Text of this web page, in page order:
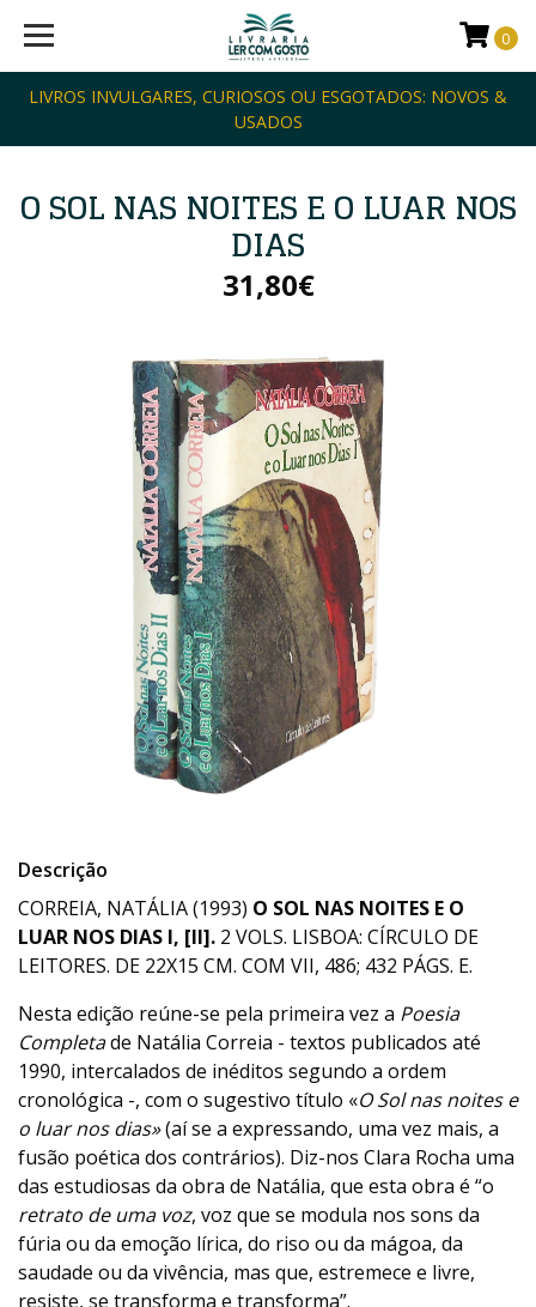
LIVROS INVULGARES, CURIOSOS OU ESGOTADOS: NOVOS &
USADOS
0
O SOL NAS NOITES E O LUAR NOS
DIAS
31,80€
Descrição
CORREIA, NATÁLIA (1993) O SOL NAS NOITES E O
LUAR NOS DIAS I, [II]. 2 VOLS. LISBOA: CÍRCULO DE
LEITORES. DE 22X15 CM. COM VII, 486; 432 PÁGS. E.
Nesta edição reúne-se pela primeira vez a Poesia
Completade Natália Correia - textos publicados até
1990, intercalados de inéditos segundo a ordem
cronológica -, com o sugestivo título «O Sol nas noites e
o luar nos dias»(aí se a expressando, uma vez mais, a
fusão poética dos contrários). Diz-nos Clara Rocha uma
das estudiosas da obra de Natália, que esta obra é “o
retrato de uma voz, voz que se modula nos sons da
fúria ou da emoção lírica, do riso ou da mágoa, da
saudade ou da vivência, mas que, estremece e livre,
resiste, se transforma e transforma”.